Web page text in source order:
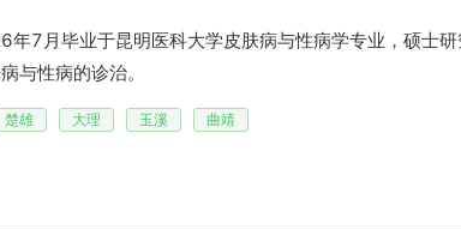
7月毕业于昆明医科大学皮肤病与性病学专业，硕士
与性病的诊治。
楚雄 大理 玉溪 曲靖